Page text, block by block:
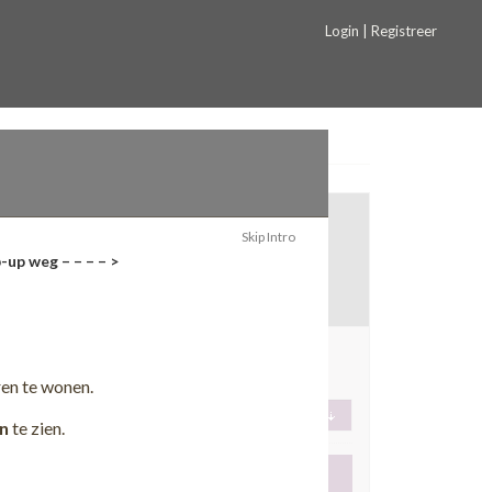
Login | Registreer
weg – – – – >
te wonen.
te zien.
Skip Intro